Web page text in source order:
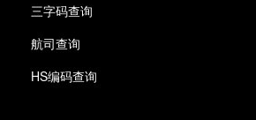
三字码查询
航司查询
HS编码查询